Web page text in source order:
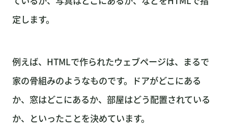
定します。
例えば、HTMLで作られたウェブページは、まるで
家の骨組みのようなものです。ドアがどこにある
か、窓はどこにあるか、部屋はどう配置されている
か、といったことを決めています。